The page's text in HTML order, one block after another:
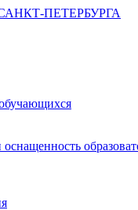
ПЕТЕРБУРГА